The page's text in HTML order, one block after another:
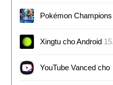
2.29
Pokémon
Android 1.1
Xingtu cho Android
YouTube Vanced cho